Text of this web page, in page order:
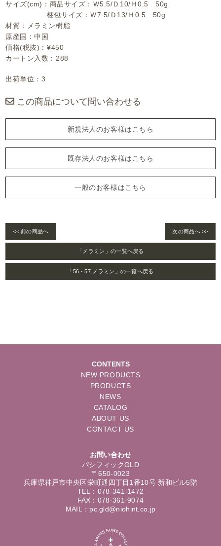
サイズ(cm)：商品サイズ：Ｗ5.5/Ｄ10/Ｈ0.5 50g
梱包サイズ：Ｗ7.5/Ｄ13/Ｈ0.5 50g
材質：メラミン樹脂
原産国：中国
価格(税抜)：¥450
カートン入数：288
出荷単位：3
この商品について問い合わせる
新規法人のお客様はこちら
既存法人のお客様はこちら
一般のお客様はこちら
<< 前の商品へ 次の商品へ >>
「メラミン」の一覧へ戻る
「56・57 メラミン」の一覧へ戻る
CONTENTS
NEW PRODUCTS
PRODUCTS
NEWS
CATALOG
ABOUT US
CONTACT US
お問い合わせ
パシフィックGLD
〒650-0023
兵庫県神戸市中央区栄町通四丁目1番10号 新和ビル5階
TEL：078-341-1472
FAX：078-361-9074
MAIL：pc.gld@niohint.co.jp